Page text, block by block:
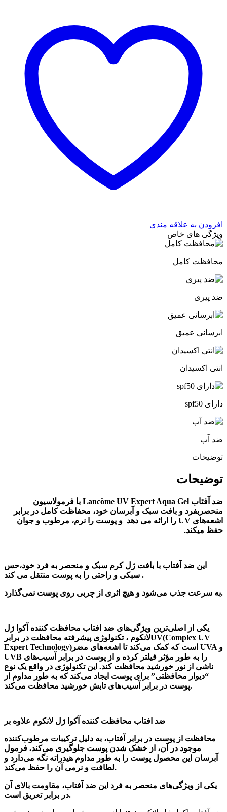
افزودن به علاقه مندی
ویژگی های خاص
محافظت کامل
ضد پیری
ابرسانی عمیق
انتی اکسیدان
دارای spf50
ضد آب
توضیحات
توضیحات
ضد آفتاب Lancôme UV Expert Aqua Gel با فرمولاسیون
منحصربفرد و بافت سبک و آبرسان خود، محفاظت کامل در برابر
اشعه‌های UV را ارائه می دهد و پوست را نرم، مرطوب و جوان
حفظ میکند.
این ضد آفتاب با بافت ژل کرم سبک و منحصر به فرد خود،حس
سبکی و راحتی را به پوست منتقل می کند .
به سرعت جذب می‌شود و هیچ اثری از چربی روی پوست نمی‌گذارد.
یکی از اصلی‌ترین ویژگی‌های ضد افتاب محافظت کننده آکوا ژل
لانکوم ، تکنولوژی پیشرفته محافظت در برابرUV(Complex UV
Expert Technology)است که کمک می‌کند تا اشعه‌های مضر UVA و
UVB را به طور مؤثر فیلتر کرده و از پوست در برابر آسیب‌های
ناشی از نور خورشید محافظت کند. این تکنولوژی در واقع یک نوع
“دیوار محافظتی” برای پوست ایجاد می‌کند که به طور مداوم از
پوست در برابر آسیب‌های تابش خورشید محافظت می‌کند.
ضد افتاب محافظت کننده آکوا ژل لانکوم علاوه بر
محافظت از پوست در برابر آفتاب، به دلیل ترکیبات مرطوب‌کننده
موجود در آن، از خشک شدن پوست جلوگیری می‌کند. فرمول
آبرسان این محصول پوست را به طور مداوم هیدراته نگه می‌دارد و
لطافت و نرمی آن را حفظ می‌کند.
یکی از ویژگی‌های منحصر به فرد این ضد آفتاب، مقاومت بالای آن
در برابر تعریق است.